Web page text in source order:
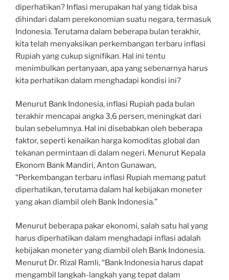
diperhatikan? Inflasi merupakan hal yang tidak bisa
dihindari dalam perekonomian suatu negara, termasuk
Indonesia. Terutama dalam beberapa bulan terakhir,
kita telah menyaksikan perkembangan terbaru inflasi
Rupiah yang cukup signifikan. Hal ini tentu
menimbulkan pertanyaan, apa yang sebenarnya harus
kita perhatikan dalam menghadapi kondisi ini?
Menurut Bank Indonesia, inflasi Rupiah pada bulan
terakhir mencapai angka 3,6 persen, meningkat dari
bulan sebelumnya. Hal ini disebabkan oleh beberapa
faktor, seperti kenaikan harga komoditas global dan
tekanan permintaan di dalam negeri. Menurut Kepala
Ekonom Bank Mandiri, Anton Gunawan,
“Perkembangan terbaru inflasi Rupiah memang patut
diperhatikan, terutama dalam hal kebijakan moneter
yang akan diambil oleh Bank Indonesia.”
Menurut beberapa pakar ekonomi, salah satu hal yang
harus diperhatikan dalam menghadapi inflasi adalah
kebijakan moneter yang diambil oleh Bank Indonesia.
Menurut Dr. Rizal Ramli, “Bank Indonesia harus dapat
mengambil langkah-langkah yang tepat dalam